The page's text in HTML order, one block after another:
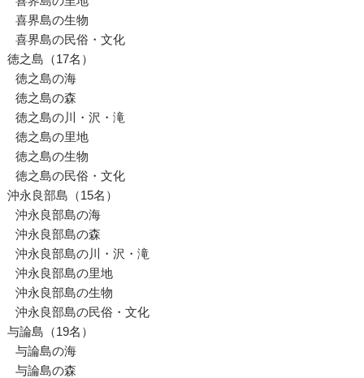
喜界島の生物
喜界島の民俗・文化
徳之島（17名）
徳之島の海
徳之島の森
徳之島の川・沢・滝
徳之島の里地
徳之島の生物
徳之島の民俗・文化
沖永良部島（15名）
沖永良部島の海
沖永良部島の森
沖永良部島の川・沢・滝
沖永良部島の里地
沖永良部島の生物
沖永良部島の民俗・文化
与論島（19名）
与論島の海
与論島の森